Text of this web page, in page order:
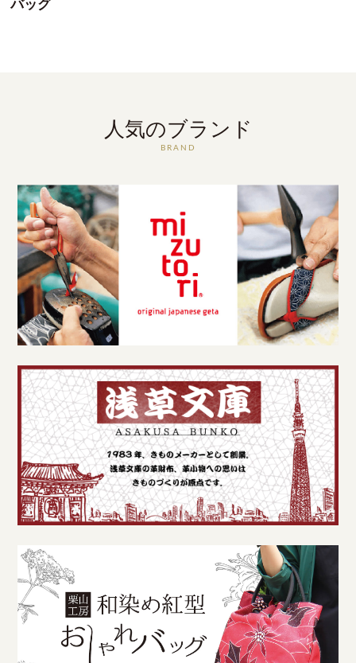
バッグ
人気のブランド
BRAND